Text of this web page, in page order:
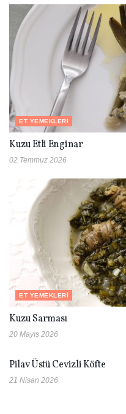
ET YEMEKLERI
Kuzu Etli Enginar
02 Temmuz 2026
ET YEMEKLERI
Kuzu Sarması
20 Mayıs 2026
Pilav Üstü Cevizli Köfte
21 Nisan 2026